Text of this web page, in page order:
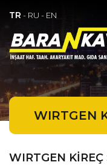
TR - RU - EN
WIRTGEN
WIRTGEN